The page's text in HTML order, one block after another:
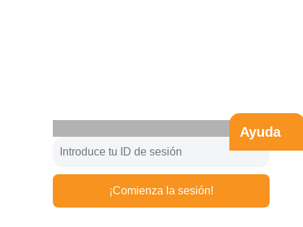
¡Comienza la sesión!
Ayuda